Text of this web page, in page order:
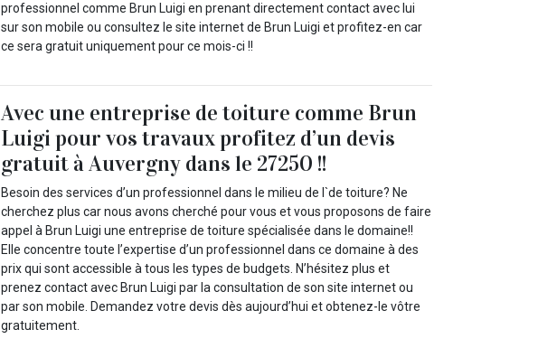
professionnel comme Brun Luigi en prenant directement contact avec lui
sur son mobile ou consultez le site internet de Brun Luigi et profitez-en car
ce sera gratuit uniquement pour ce mois-ci !!
Avec une entreprise de toiture comme Brun
Luigi pour vos travaux profitez d’un devis
gratuit à Auvergny dans le 27250 !!
Besoin des services d’un professionnel dans le milieu de l`de toiture? Ne
cherchez plus car nous avons cherché pour vous et vous proposons de faire
appel à Brun Luigi une entreprise de toiture spécialisée dans le domaine!!
Elle concentre toute l’expertise d’un professionnel dans ce domaine à des
prix qui sont accessible à tous les types de budgets. N’hésitez plus et
prenez contact avec Brun Luigi par la consultation de son site internet ou
par son mobile. Demandez votre devis dès aujourd’hui et obtenez-le vôtre
gratuitement.